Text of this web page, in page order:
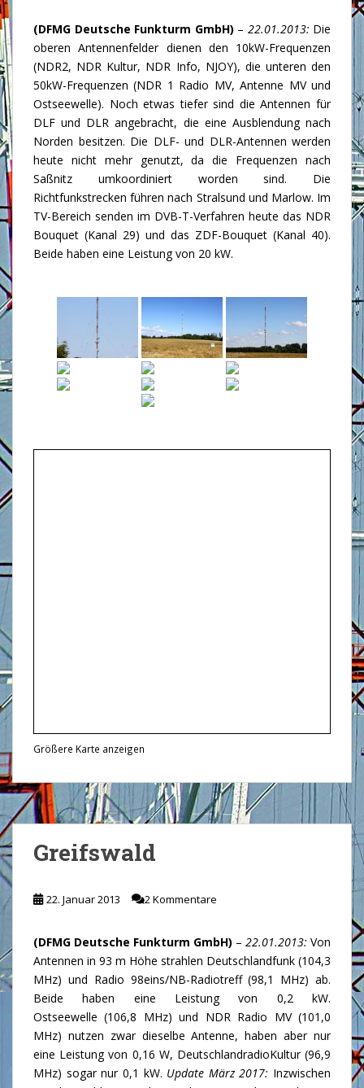
(DFMG Deutsche Funkturm GmbH) – 22.01.2013: Die
oberen Antennenfelder dienen den 10kW-Frequenzen
(NDR2, NDR Kultur, NDR Info, NJOY), die unteren den
50kW-Frequenzen (NDR 1 Radio MV, Antenne MV und
Ostseewelle). Noch etwas tiefer sind die Antennen für
DLF und DLR angebracht, die eine Ausblendung nach
Norden besitzen. Die DLF- und DLR-Antennen werden
heute nicht mehr genutzt, da die Frequenzen nach
Saßnitz umkoordiniert worden sind. Die
Richtfunkstrecken führen nach Stralsund und Marlow. Im
TV-Bereich senden im DVB-T-Verfahren heute das NDR
Bouquet (Kanal 29) und das ZDF-Bouquet (Kanal 40).
Beide haben eine Leistung von 20 kW.
Größere Karte anzeigen
Greifswald
22. Januar 2013 2 Kommentare
(DFMG Deutsche Funkturm GmbH) – 22.01.2013: Von
Antennen in 93 m Höhe strahlen Deutschlandfunk (104,3
MHz) und Radio 98eins/NB-Radiotreff (98,1 MHz) ab.
Beide haben eine Leistung von 0,2 kW.
Ostseewelle (106,8 MHz) und NDR Radio MV (101,0
MHz) nutzen zwar dieselbe Antenne, haben aber nur
eine Leistung von 0,16 W, DeutschlandradioKultur (96,9
MHz) sogar nur 0,1 kW. Update März 2017: Inzwischen